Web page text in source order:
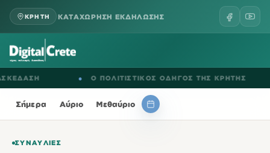
ΚΡΗΤΗ ΚΑΤΑΧΩΡΗΣΗ ΕΚΔΗΛΩΣΗΣ
Ο ΠΟΛΙΤΙΣΤΙΚΟΣ ΟΔΗΓΟΣ ΤΗΣ ΚΡΗΤΗΣ
Σήμερα Αύριο Μεθαύριο
ΣΥΝΑΥΛΊΕΣ